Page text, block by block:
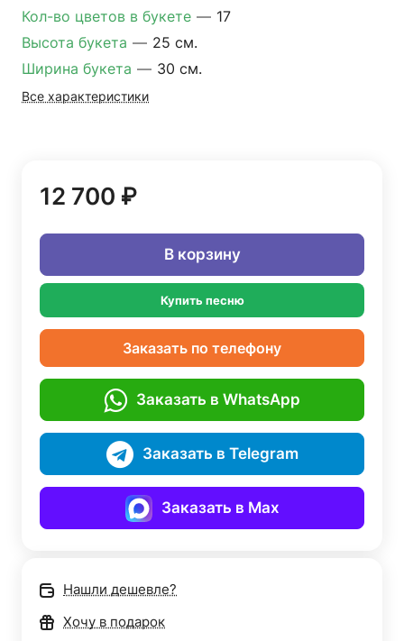
Кол-во цветов в букете — 17
Высота букета — 25 см.
Ширина букета — 30 см.
Все характеристики
12 700 ₽
В корзину
Купить песню
Заказать по телефону
Заказать в WhatsApp
Заказать в Telegram
Заказать в Max
Нашли дешевле?
Хочу в подарок